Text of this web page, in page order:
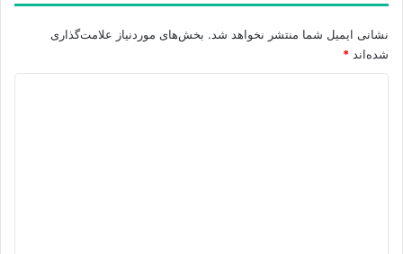
نشانی ایمیل شما منتشر نخواهد شد. بخش‌های موردنیاز علامت‌گذاری
شده‌اند *